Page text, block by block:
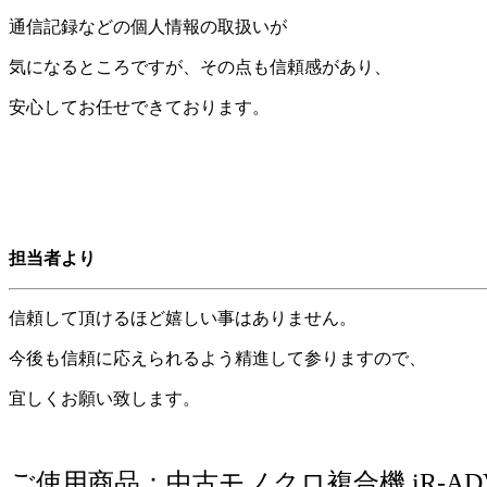
通信記録などの個人情報の取扱いが
気になるところですが、その点も信頼感があり、
安心してお任せできております。
担当者より
信頼して頂けるほど嬉しい事はありません。
今後も信頼に応えられるよう精進して参りますので、
宜しくお願い致します。